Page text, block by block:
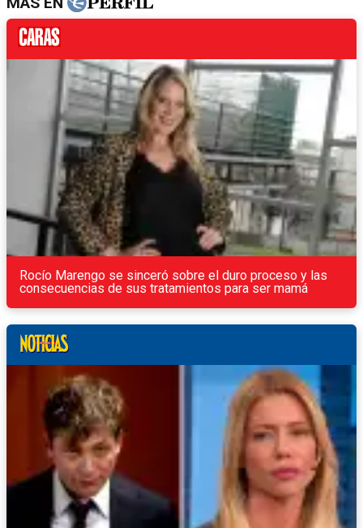
Rocío Marengo se sinceró sobre el duro proceso y las
consecuencias de sus tratamientos para ser mamá